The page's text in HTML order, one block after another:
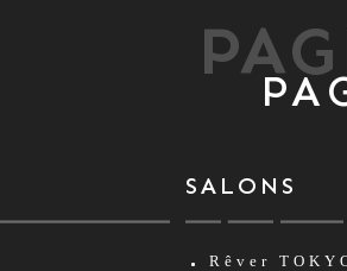
SALONS
Rêver